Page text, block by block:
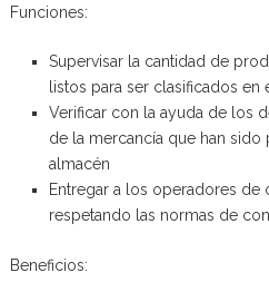
Funciones:
Supervisar la cantidad de
listos para ser clasificados en
Verificar con la ayuda de los
de la mercancía que han sido
almacén
Entregar a los operadores de
respetando las normas de
Beneficios: